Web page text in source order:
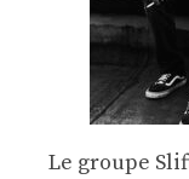
Le groupe